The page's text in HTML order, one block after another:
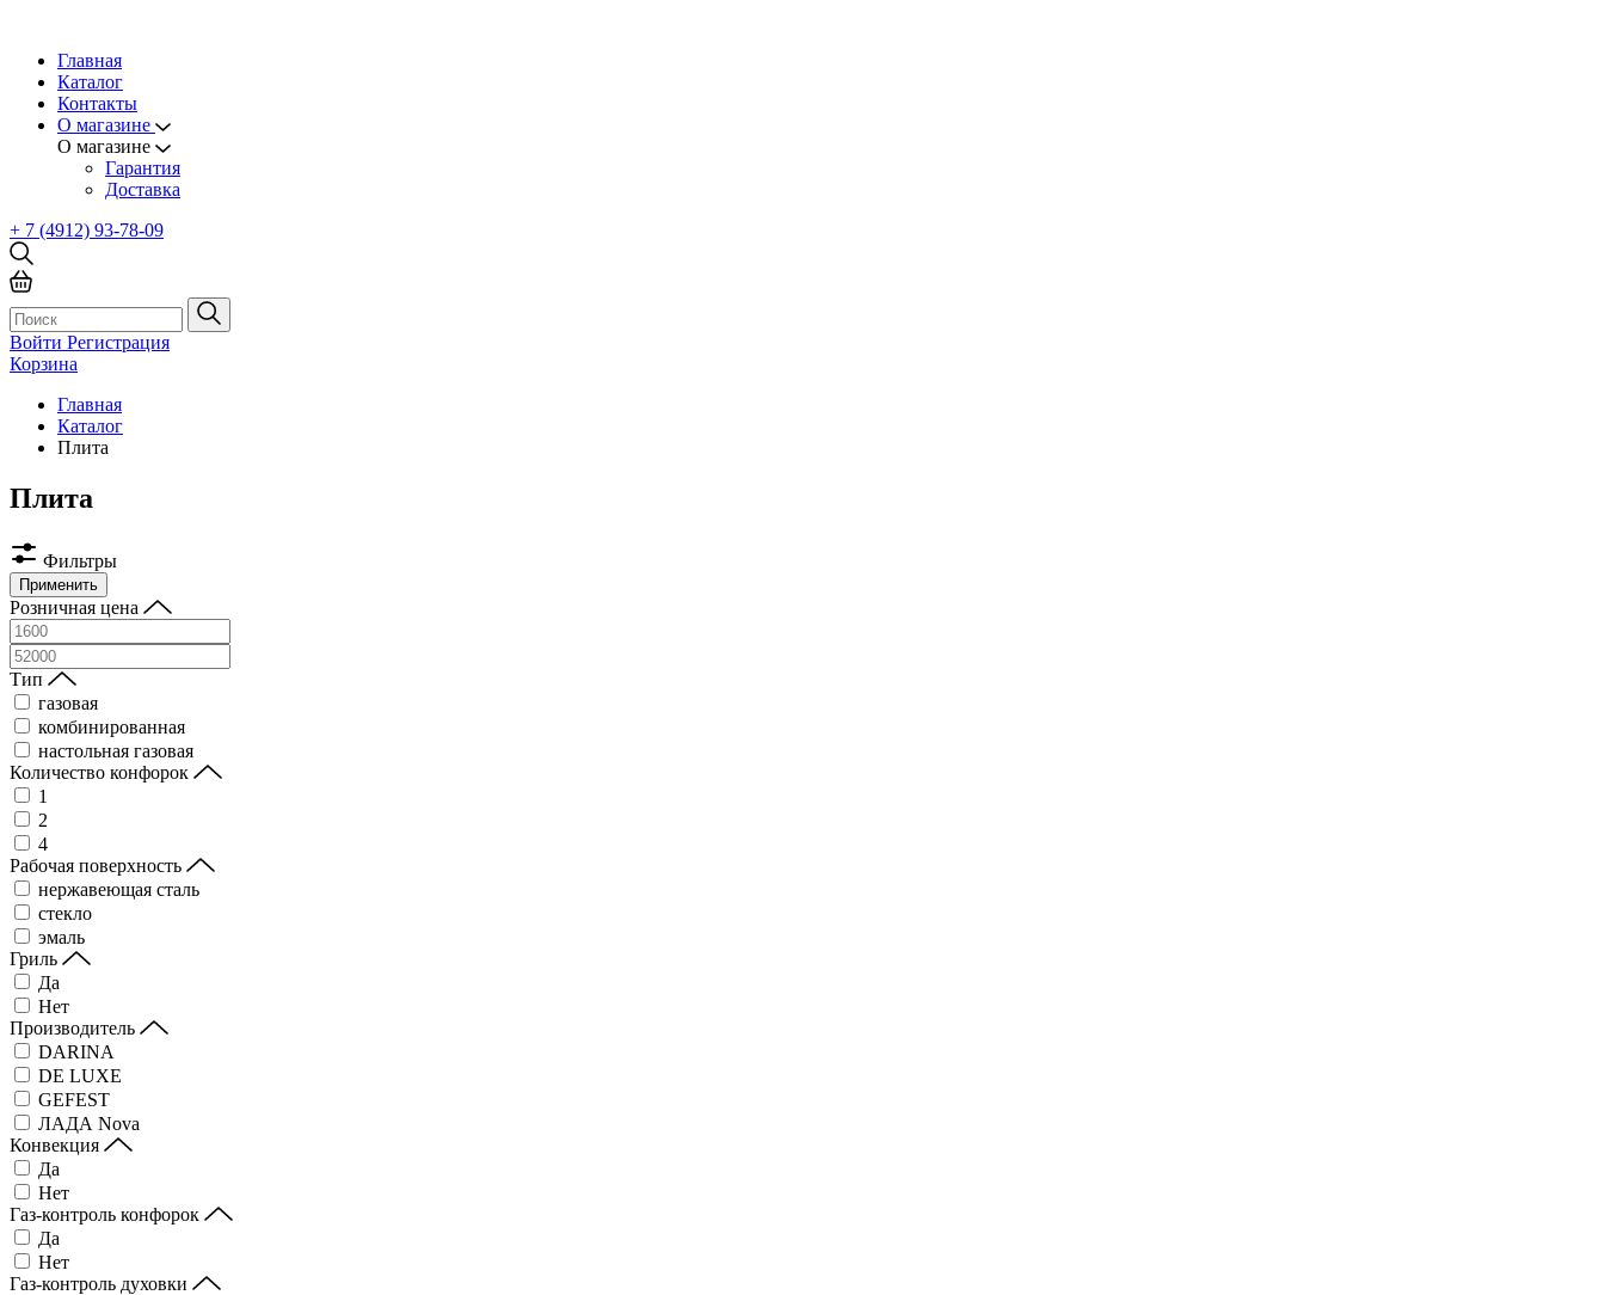
Главная
Каталог
Контакты
О магазине
О магазине
Гарантия
Доставка
+ 7 (4912) 93-78-09
Войти Регистрация
Корзина
Главная
Каталог
Плита
Плита
Фильтры
Применить
Розничная цена
Тип
газовая
комбинированная
настольная газовая
Количество конфорок
1
2
4
Рабочая поверхность
нержавеющая сталь
стекло
эмаль
Гриль
Да
Нет
Производитель
DARINA
DE LUXE
GEFEST
ЛАДА Nova
Конвекция
Да
Нет
Газ-контроль конфорок
Да
Нет
Газ-контроль духовки